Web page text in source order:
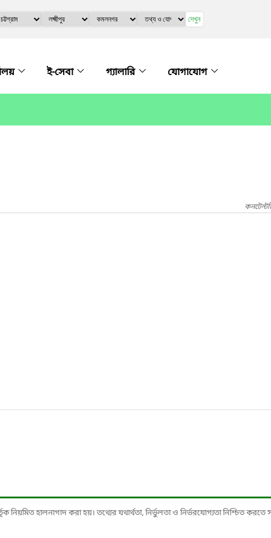
দেখুন
ই-সেবা গ্যালারি যোগাযোগ
হালনাগাদ করা হয়। তথ্যের যথার্থতা, নির্ভুলতা ও নির্ভরযোগ্যতা নিশ্চিত করতে